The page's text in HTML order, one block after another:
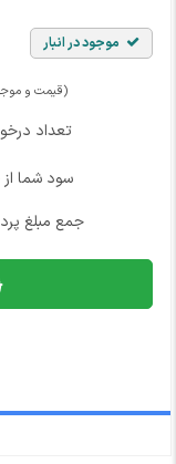
موجود در انبار
(قیمت و
تعداد
سود شما
جمع مبلغ